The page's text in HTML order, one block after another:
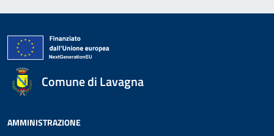
Comune di Lavagna
AMMINISTRAZIONE